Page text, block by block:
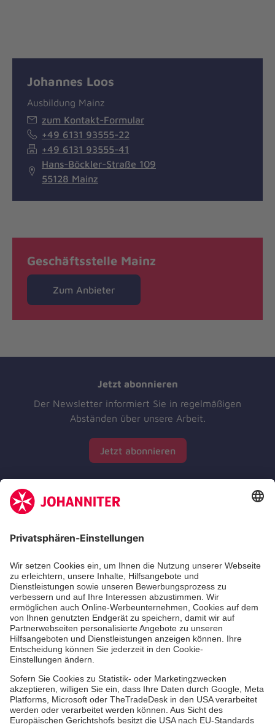
Johannes Loos
Ausbildung Mainz
zum Kontakt-Formular
+49 6131 93555-22
+49 6131 93555-41
Hans-Böckler-Straße 109
55128 Mainz
Geschäftsstelle Mainz
Zum Anbieter
Jetzt abonnieren
Der Newsletter informiert Sie in regelmäßigen
Abständen über unsere Arbeit.
Jetzt abonnieren
Zertifizierung der Johanniter-Unfall-Hilfe e.V.
Die Johanniter GmbH führt das Spendenzertifikat
des Deutschen Spendenrats e.V.
Dienste & Leistungen